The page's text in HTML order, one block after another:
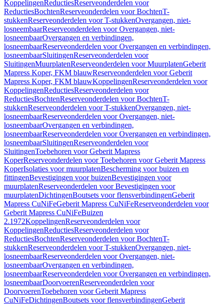
KoppelingenReductiesReserveonderdelen voor
ReductiesBochtenReserveonderdelen voor BochtenT-
stukkenReserveonderdelen voor T-stukkenOvergangen, niet-
losneembaarReserveonderdelen voor Overgangen, niet-
losneembaarOvergangen en verbindingen,
losneembaarReserveonderdelen voor Overgangen en verbindingen,
losneembaarSluitingenReserveonderdelen voor
SluitingenMuurplatenReserveonderdelen voor MuurplatenGeberit
Mapress Koper, FKM blauwReserveonderdelen voor Geberit
Mapress Koper, FKM blauwKoppelingenReserveonderdelen voor
KoppelingenReductiesReserveonderdelen voor
ReductiesBochtenReserveonderdelen voor BochtenT-
stukkenReserveonderdelen voor T-stukkenOvergangen, niet-
losneembaarReserveonderdelen voor Overgangen, niet-
losneembaarOvergangen en verbindingen,
losneembaarReserveonderdelen voor Overgangen en verbindingen,
losneembaarSluitingenReserveonderdelen voor
SluitingenToebehoren voor Geberit Mapress
KoperReserveonderdelen voor Toebehoren voor Geberit Mapress
KoperIsolaties voor muurplatenBescherming voor buizen en
fittingenBevestigingen voor buizenBevestigingen voor
muurplatenReserveonderdelen voor Bevestigingen voor
muurplatenDichtingenBoutsets voor flensverbindingenGeberit
Mapress CuNiFeGeberit Mapress CuNiFeReserveonderdelen voor
Geberit Mapress CuNiFeBuizen
2.1972KoppelingenReserveonderdelen voor
KoppelingenReductiesReserveonderdelen voor
ReductiesBochtenReserveonderdelen voor BochtenT-
stukkenReserveonderdelen voor T-stukkenOvergangen, niet-
losneembaarReserveonderdelen voor Overgangen, niet-
losneembaarOvergangen en verbindingen,
losneembaarReserveonderdelen voor Overgangen en verbindingen,
losneembaarDoorvoerenReserveonderdelen voor
DoorvoerenToebehoren voor Geberit Mapress
CuNiFeDichtingenBoutsets voor flensverbindingenGeberit